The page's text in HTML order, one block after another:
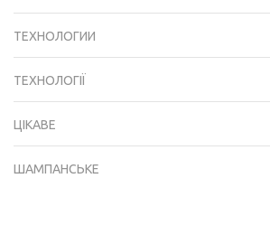
ТЕХНОЛОГИИ
ТЕХНОЛОГІЇ
ЦІКАВЕ
ШАМПАНСЬКЕ